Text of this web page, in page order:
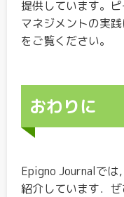
提供しています。
マネジメントの実
をご覧ください。
おわりに
Epigno Journalでは
紹介しています．ぜ